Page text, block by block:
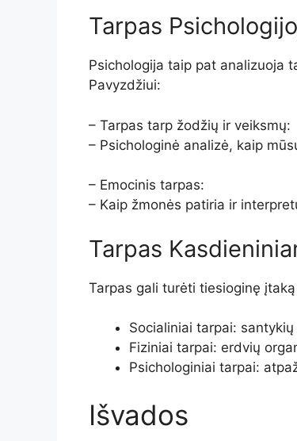
Tarpas
Psichologija taip pat analizuoja
Pavyzdžiui:
– Tarpas tarp žodžių ir veiksmų:
– Psichologinė analizė, kaip
– Emocinis tarpas:
– Kaip žmonės patiria ir
Tarpas
Tarpas gali turėti tiesioginę
Socialiniai tarpai:
Fiziniai tarpai: erdvių
Psichologiniai tarpai:
Išvados